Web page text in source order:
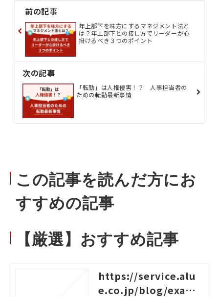
前の記事
年上部下を味方にするマネジメント法と
は？年上部下との接し方でリーダーが心
掛けるべき３つのポイント
次の記事
「転勤」は人権侵害！？ 人事担当者の
ための転勤最新事情
この記事を読んだ方にお
すすめの記事
【厳選】おすすめ記事
https://service.alu
e.co.jp/blog/examp